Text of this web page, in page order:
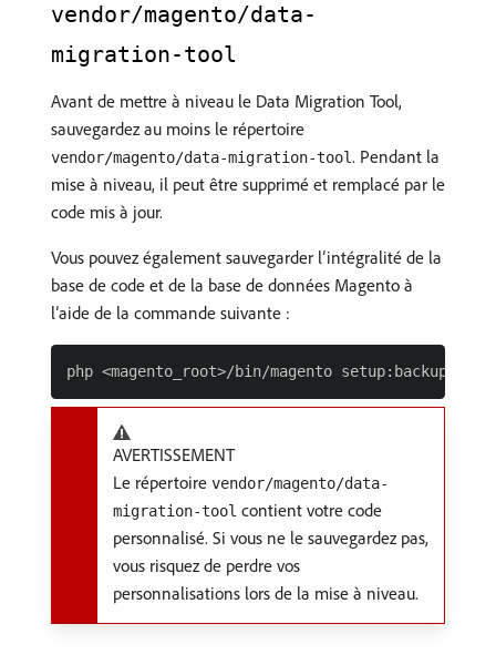
vendor/magento/data-
migration-tool
Avant de mettre à niveau le Data Migration Tool,
sauvegardez au moins le répertoire
vendor/magento/data-migration-tool. Pendant la
mise à niveau, il peut être supprimé et remplacé par le
code mis à jour.
Vous pouvez également sauvegarder l’intégralité de la
base de code et de la base de données Magento à
l’aide de la commande suivante :
AVERTISSEMENT
Le répertoire vendor/magento/data-
migration-tool contient votre code
personnalisé. Si vous ne le sauvegardez pas,
vous risquez de perdre vos
personnalisations lors de la mise à niveau.